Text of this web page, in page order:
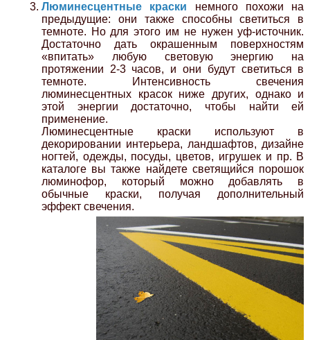
Люминесцентные краски немного похожи на
предыдущие: они также способны светиться в
темноте. Но для этого им не нужен уф-источник.
Достаточно дать окрашенным поверхностям
«впитать» любую световую энергию на
протяжении 2-3 часов, и они будут светиться в
темноте. Интенсивность свечения
люминесцентных красок ниже других, однако и
этой энергии достаточно, чтобы найти ей
применение.
Люминесцентные краски используют в
декорировании интерьера, ландшафтов, дизайне
ногтей, одежды, посуды, цветов, игрушек и пр. В
каталоге вы также найдете светящийся порошок
люминофор, который можно добавлять в
обычные краски, получая дополнительный
эффект свечения.